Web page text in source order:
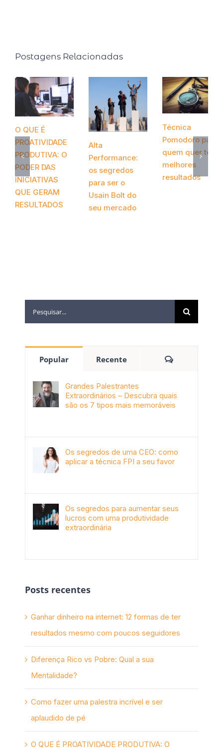
Postagens Relacionadas
O QUE É
PROATIVIDADE
PRODUTIVA: O
PODER DAS
INICIATIVAS
QUE GERAM
RESULTADOS
Alta
Performance:
os segredos
para ser o
Usain Bolt do
seu mercado
Técnica
Pomodoro para
quem quer ter
melhores
resultados
Popular Recente
Grandes Palestrantes
Extraordinários – Descubra quais
são os 7 tipos mais memoráveis
Os segredos de uma CEO: como
aplicar a técnica FPI a seu favor
Os segredos para aumentar seus
lucros com uma produtividade
extraordinária
Posts recentes
Ganhar dinheiro na internet: 12 formas de ter
resultados mesmo com poucos seguidores
Diferença Rico vs Pobre: Qual a sua
Mentalidade?
Como fazer uma palestra incrível e ser
aplaudido de pé
O QUE É PROATIVIDADE PRODUTIVA: O